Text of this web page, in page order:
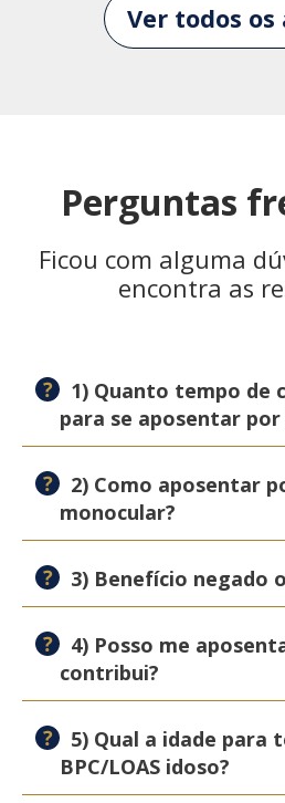
Ver todos
Perguntas
Ficou com alguma
encontra as
1) Quanto tempo de
para se aposentar por
2) Como aposentar
monocular?
3) Benefício negado
4) Posso me
contribui?
5) Qual a idade para
BPC/LOAS idoso?